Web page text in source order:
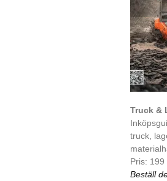
Truck &
truck,
Pris: 199
Beställ